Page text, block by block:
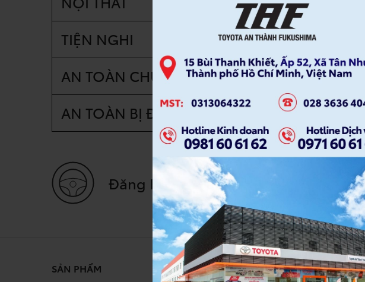
TIỆN NGHI
AN TOÀN CHỦ ĐỘNG
AN TOÀN BỊ ĐỘNG
Đăng Ký Lái Thử
SẢN PHẨM DỊCH VỤ